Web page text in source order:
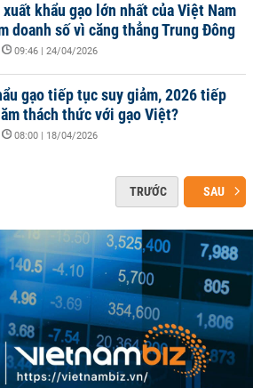
khẩu gạo lớn nhất của Việt Nam
doanh số vì căng thẳng Trung Đông
09:46 | 24/04/2026
gạo tiếp tục suy giảm, 2026 tiếp
thách thức với gạo Việt?
08:00 | 18/04/2026
TRƯỚC SAU